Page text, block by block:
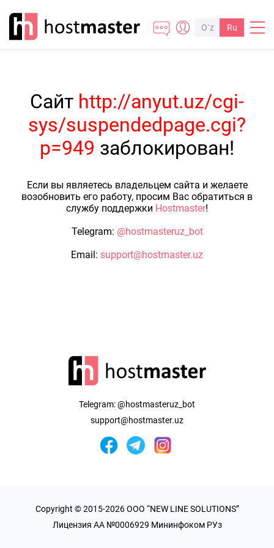
O`z Ru
Сайт http://anyut.uz/cgi-
sys/suspendedpage.cgi?
p=949 заблокирован!
Если вы являетесь владельцем сайта и желаете
возобновить его работу, просим Вас обратиться в
службу поддержки Hostmaster!
Telegram: @hostmasteruz_bot
Email: support@hostmaster.uz
Telegram:@hostmasteruz_bot
support@hostmaster.uz
Copyright © 2015-2026 OOO “NEW LINE SOLUTIONS”
Лицензия AA №0006929 Мининфоком РУз